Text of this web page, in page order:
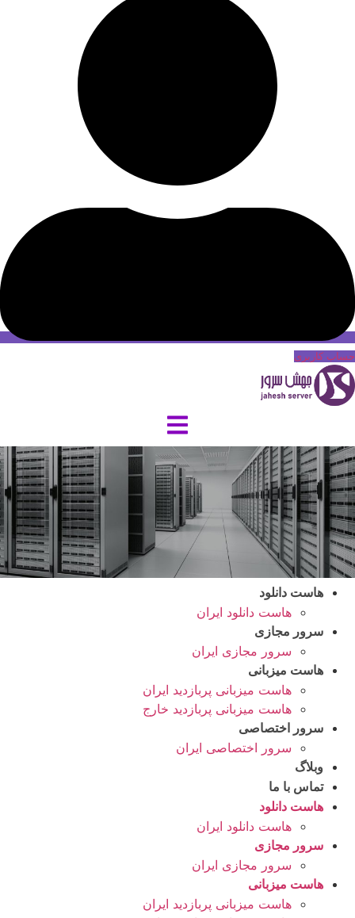
حساب کاربری
هاست دانلود
هاست دانلود ایران
سرور مجازی
سرور مجازی ایران
هاست میزبانی
هاست میزبانی پربازدید ایران
هاست میزبانی پربازدید خارج
سرور اختصاصی
سرور اختصاصی ایران
وبلاگ
تماس با ما
هاست دانلود
هاست دانلود ایران
سرور مجازی
سرور مجازی ایران
هاست میزبانی
هاست میزبانی پربازدید ایران